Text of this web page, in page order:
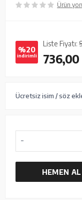
Ürün
%20
indirimli
Liste Fiyatı:
736,00
Ücretsiz isim / söz
HEMEN AL